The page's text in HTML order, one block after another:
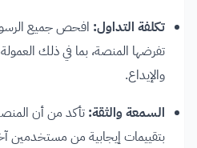
تكلفة التداول: افحص جميع
تفرضها المنصة، بما في ذلك
والإيداع.
السمعة والثقة: تأكد من أن
بتقييمات إيجابية من مستخدمين